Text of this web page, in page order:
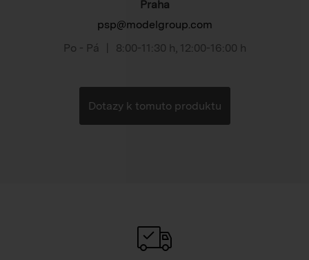
Praha
psp@modelgroup.com
Po - Pá
8:00-11:30 h 12:00-16:00 h
Dotazy k tomuto produktu